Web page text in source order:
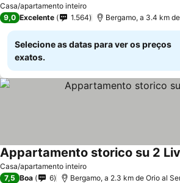
Casa/apartamento inteiro
9,0 Excelente 1.564 Bergamo, a 3.4 km
Selecione as datas para ver os preços
exatos.
Casa/apartamento inteiro
Appartamento storico su 2
7,5 Boa 6 Bergamo, a 2.3 km de Orio al